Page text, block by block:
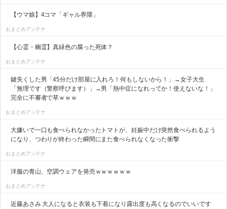
【ウマ娘】4コマ「ギャル界隈」
おまとめアンテナ
【心霊・幽霊】真緑色の腐った死体？
おまとめアンテナ
鍵失くした男「45分だけ部屋に入れろ！何もしないから！」→女子大生
「無理です（警察呼びます）」→男「熱中症になれってか！使えないな！」
完全に不審者で草ｗｗｗ
おまとめアンテナ
大嫌いで一口も食べられなかったトマトが、妊娠中だけ突然食べられるよう
になり、つわりが終わった瞬間にまた食べられなくなった衝撃
おまとめアンテナ
洋服の青山、空調ウェアを発売ｗｗｗｗｗｗ
おまとめアンテナ
近藤あさみ 大人になると衣装も下着になり露出度も高くなるのでいいです